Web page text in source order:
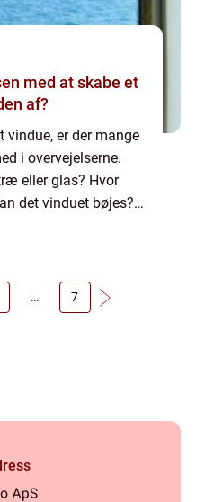
med at skabe et
af?
er der mange
i overvejelserne.
eller glas? Hvor
det vinduet bøjes?
… 7